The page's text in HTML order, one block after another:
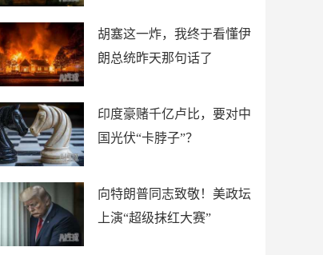
胡塞这一炸，我终于看懂伊
朗总统昨天那句话了
印度豪赌千亿卢比，要对中
国光伏“卡脖子”？
向特朗普同志致敬！美政坛
上演“超级抹红大赛”